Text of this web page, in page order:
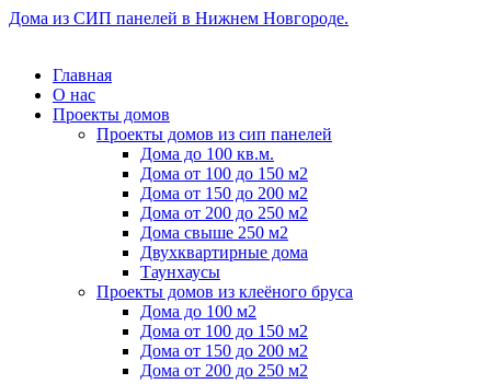
Дома из СИП панелей в Нижнем Новгороде.
Главная
О нас
Проекты домов
Проекты домов из сип панелей
Дома до 100 кв.м.
Дома от 100 до 150 м2
Дома от 150 до 200 м2
Дома от 200 до 250 м2
Дома свыше 250 м2
Двухквартирные дома
Таунхаусы
Проекты домов из клеёного бруса
Дома до 100 м2
Дома от 100 до 150 м2
Дома от 150 до 200 м2
Дома от 200 до 250 м2